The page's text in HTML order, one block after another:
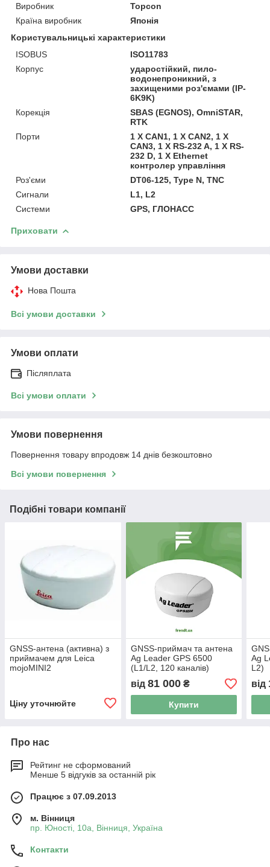
Виробник
Topcon
Країна виробник
Японія
Користувальницькі характеристики
ISOBUS
ISO11783
Корпус
ударостійкий, пило-
водонепроникний, з
захищеними роз'ємами (IP-
6K9K)
Корекція
SBAS (EGNOS), OmniSTAR,
RTK
Порти
1 X CAN1, 1 X CAN2, 1 X
CAN3, 1 X RS-232 A, 1 X RS-
232 D, 1 X Ethernet
контролер управління
Роз'єми
DT06-125, Type N, TNC
Сигнали
L1, L2
Системи
GPS, ГЛОНАСС
Приховати
Умови доставки
Нова Пошта
Всі умови доставки
Умови оплати
Післяплата
Всі умови оплати
Умови повернення
Повернення товару впродовж 14 днів безкоштовно
Всі умови повернення
Подібні товари компанії
GNSS-антена (активна) з
приймачем для Leica
mojoMINI2
Ціну уточнюйте
GNSS-приймач та антена
Ag Leader GPS 6500
(L1/L2, 120 каналів)
від 81 000₴
Купити
Ag
L2)
від
Про нас
Рейтинг не сформований
Менше 5 відгуків за останній рік
Працює з 07.09.2013
м. Вінниця
пр. Юності, 10a, Вінниця, Україна
Контакти